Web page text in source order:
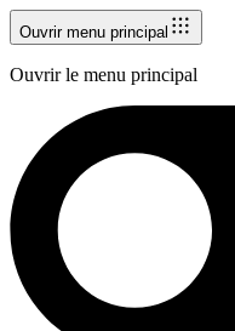
Ouvrir menu principal
Ouvrir le menu principal